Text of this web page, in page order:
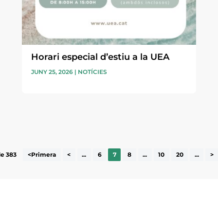
Horari especial d’estiu a la UEA
JUNY 25, 2026| NOTÍCIES
383 <Primera < ... 6 7 8 ... 10 20 ... >